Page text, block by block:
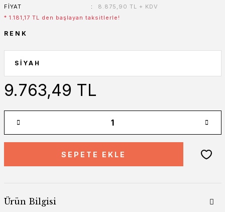
FIYAT
8.875,90 TL + KDV
* 1.181,17 TL den başlayan taksitlerle!
RENK
9.763,49 TL
SEPETE EKLE
Ürün Bilgisi